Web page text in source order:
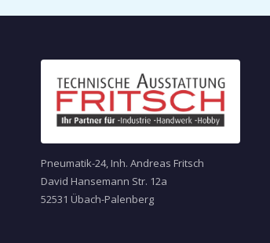
Pneumatik-24, Inh. Andreas Fritsch
David Hansemann Str. 12a
52531 Übach-Palenberg